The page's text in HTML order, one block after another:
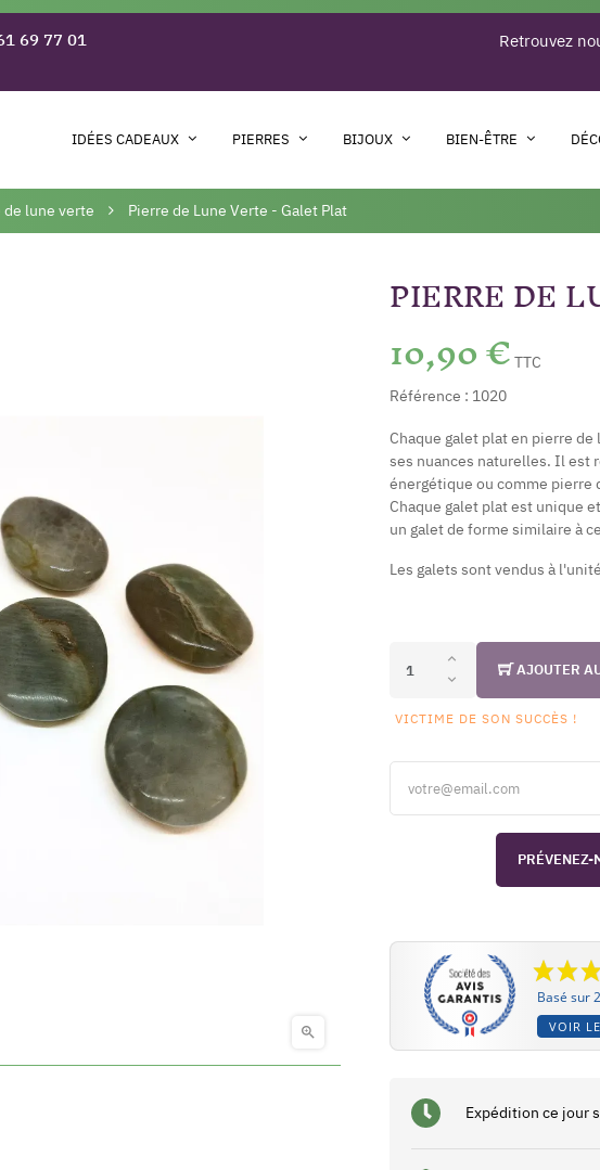
69 77 01
Retrouvez
IDÉES CADEAUX PIERRES BIJOUX BIEN-ÊTRE
de lune verte Pierre de Lune Verte - Galet Plat

PIERRE DE
10,90 € TTC
Référence : 1020
Chaque galet plat en pierre
ses nuances naturelles. Il est
énergétique ou comme pierre
Chaque galet plat est unique
un galet de forme similaire à
Les galets sont vendus à
AJOUTER
VICTIME DE SON SUCCÈS !
Basé sur
VOIR
Expédition ce jour